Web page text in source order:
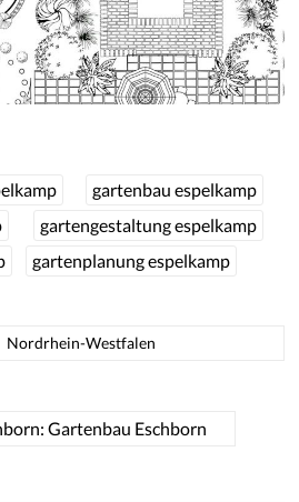
gartenbau espelkamp
gartengestaltung espelkamp
gartenplanung espelkamp
Nordrhein-Westfalen
Gartenbau Eschborn